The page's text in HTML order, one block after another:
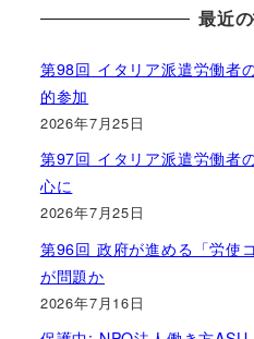
最近
第98回 イタリア派遣労働者
的参加
2026年7月25日
第97回 イタリア派遣労働者
心に
2026年7月25日
第96回 政府が進める「労使
が問題か
2026年7月16日